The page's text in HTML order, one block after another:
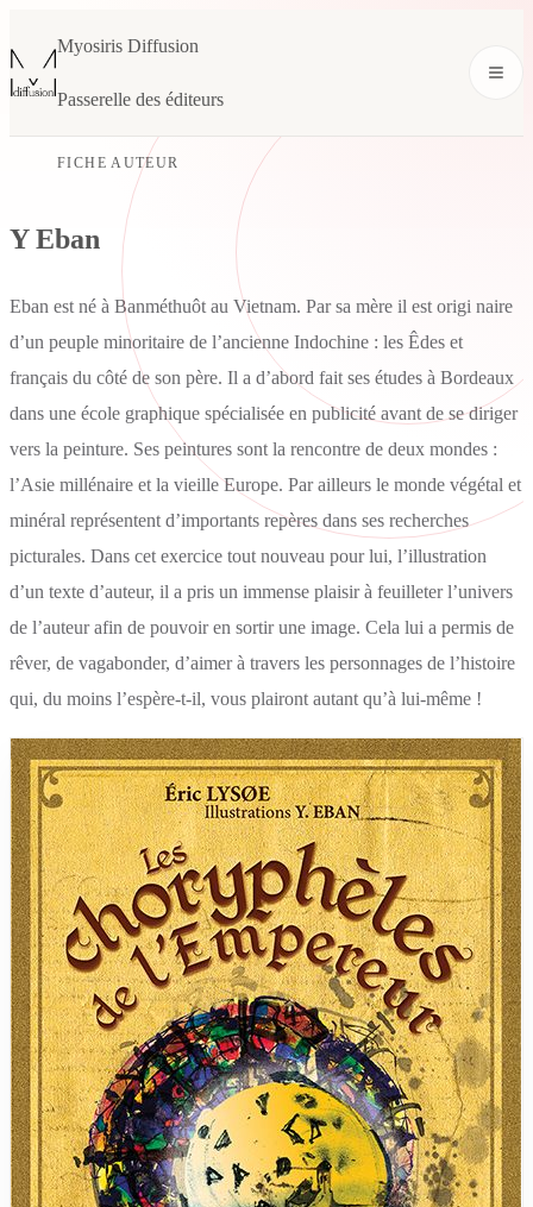
Myosiris Diffusion
Passerelle des éditeurs
FICHE AUTEUR
Y Eban
Eban est né à Banméthuôt au Vietnam. Par sa mère il est origi naire
d’un peuple minoritaire de l’ancienne Indochine : les Êdes et
français du côté de son père. Il a d’abord fait ses études à Bordeaux
dans une école graphique spécialisée en publicité avant de se diriger
vers la peinture. Ses peintures sont la rencontre de deux mondes :
l’Asie millénaire et la vieille Europe. Par ailleurs le monde végétal et
minéral représentent d’importants repères dans ses recherches
picturales. Dans cet exercice tout nouveau pour lui, l’illustration
d’un texte d’auteur, il a pris un immense plaisir à feuilleter l’univers
de l’auteur afin de pouvoir en sortir une image. Cela lui a permis de
rêver, de vagabonder, d’aimer à travers les personnages de l’histoire
qui, du moins l’espère-t-il, vous plairont autant qu’à lui-même !